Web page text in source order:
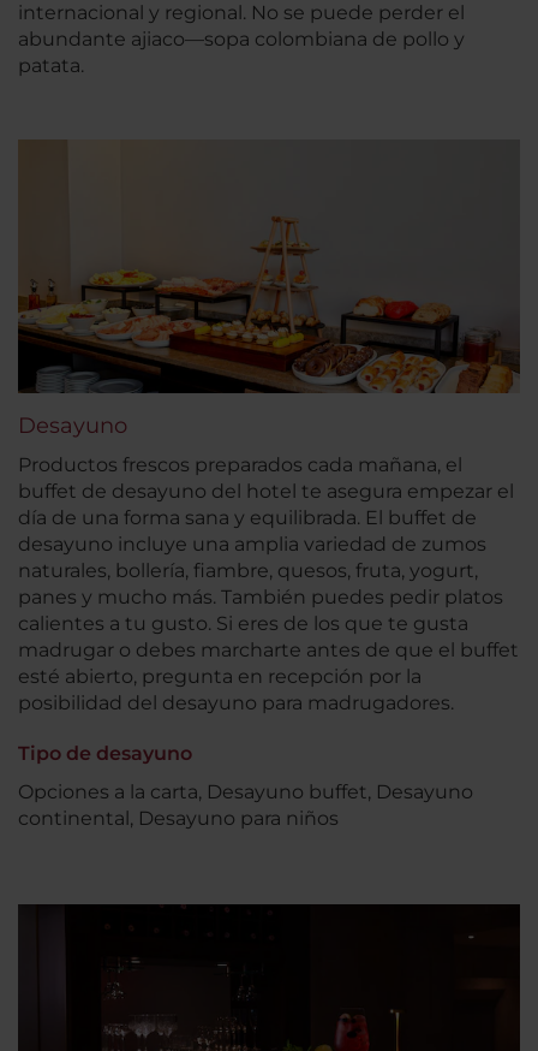
internacional y regional. No se puede perder el
abundante ajiaco—sopa colombiana de pollo y
patata.
Desayuno
Productos frescos preparados cada mañana, el
buffet de desayuno del hotel te asegura empezar el
día de una forma sana y equilibrada. El buffet de
desayuno incluye una amplia variedad de zumos
naturales, bollería, fiambre, quesos, fruta, yogurt,
panes y mucho más. También puedes pedir platos
calientes a tu gusto. Si eres de los que te gusta
madrugar o debes marcharte antes de que el buffet
esté abierto, pregunta en recepción por la
posibilidad del desayuno para madrugadores.
Tipo de desayuno
Opciones a la carta, Desayuno buffet, Desayuno
continental, Desayuno para niños